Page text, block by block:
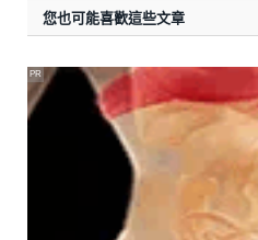
您也可能喜歡這些文章
PR